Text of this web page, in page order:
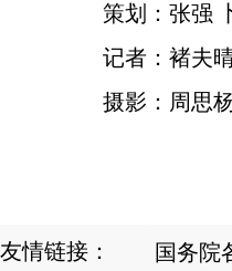
策划：张强
记者：褚夫
摄影：周思
友情链接：